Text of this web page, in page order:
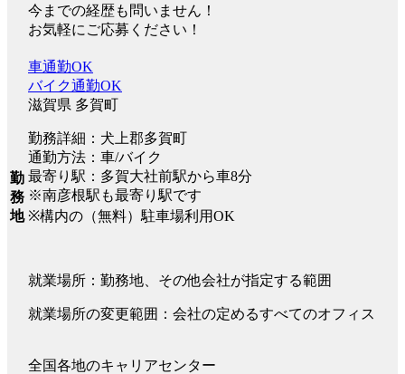
今までの経歴も問いません！
お気軽にご応募ください！
勤
務
地
車通勤OK
バイク通勤OK
滋賀県 多賀町
勤務詳細：犬上郡多賀町
通勤方法：車/バイク
最寄り駅：多賀大社前駅から車8分
※南彦根駅も最寄り駅です
※構内の（無料）駐車場利用OK
就業場所：勤務地、その他会社が指定する範囲
就業場所の変更範囲：会社の定めるすべてのオフィス
全国各地のキャリアセンター